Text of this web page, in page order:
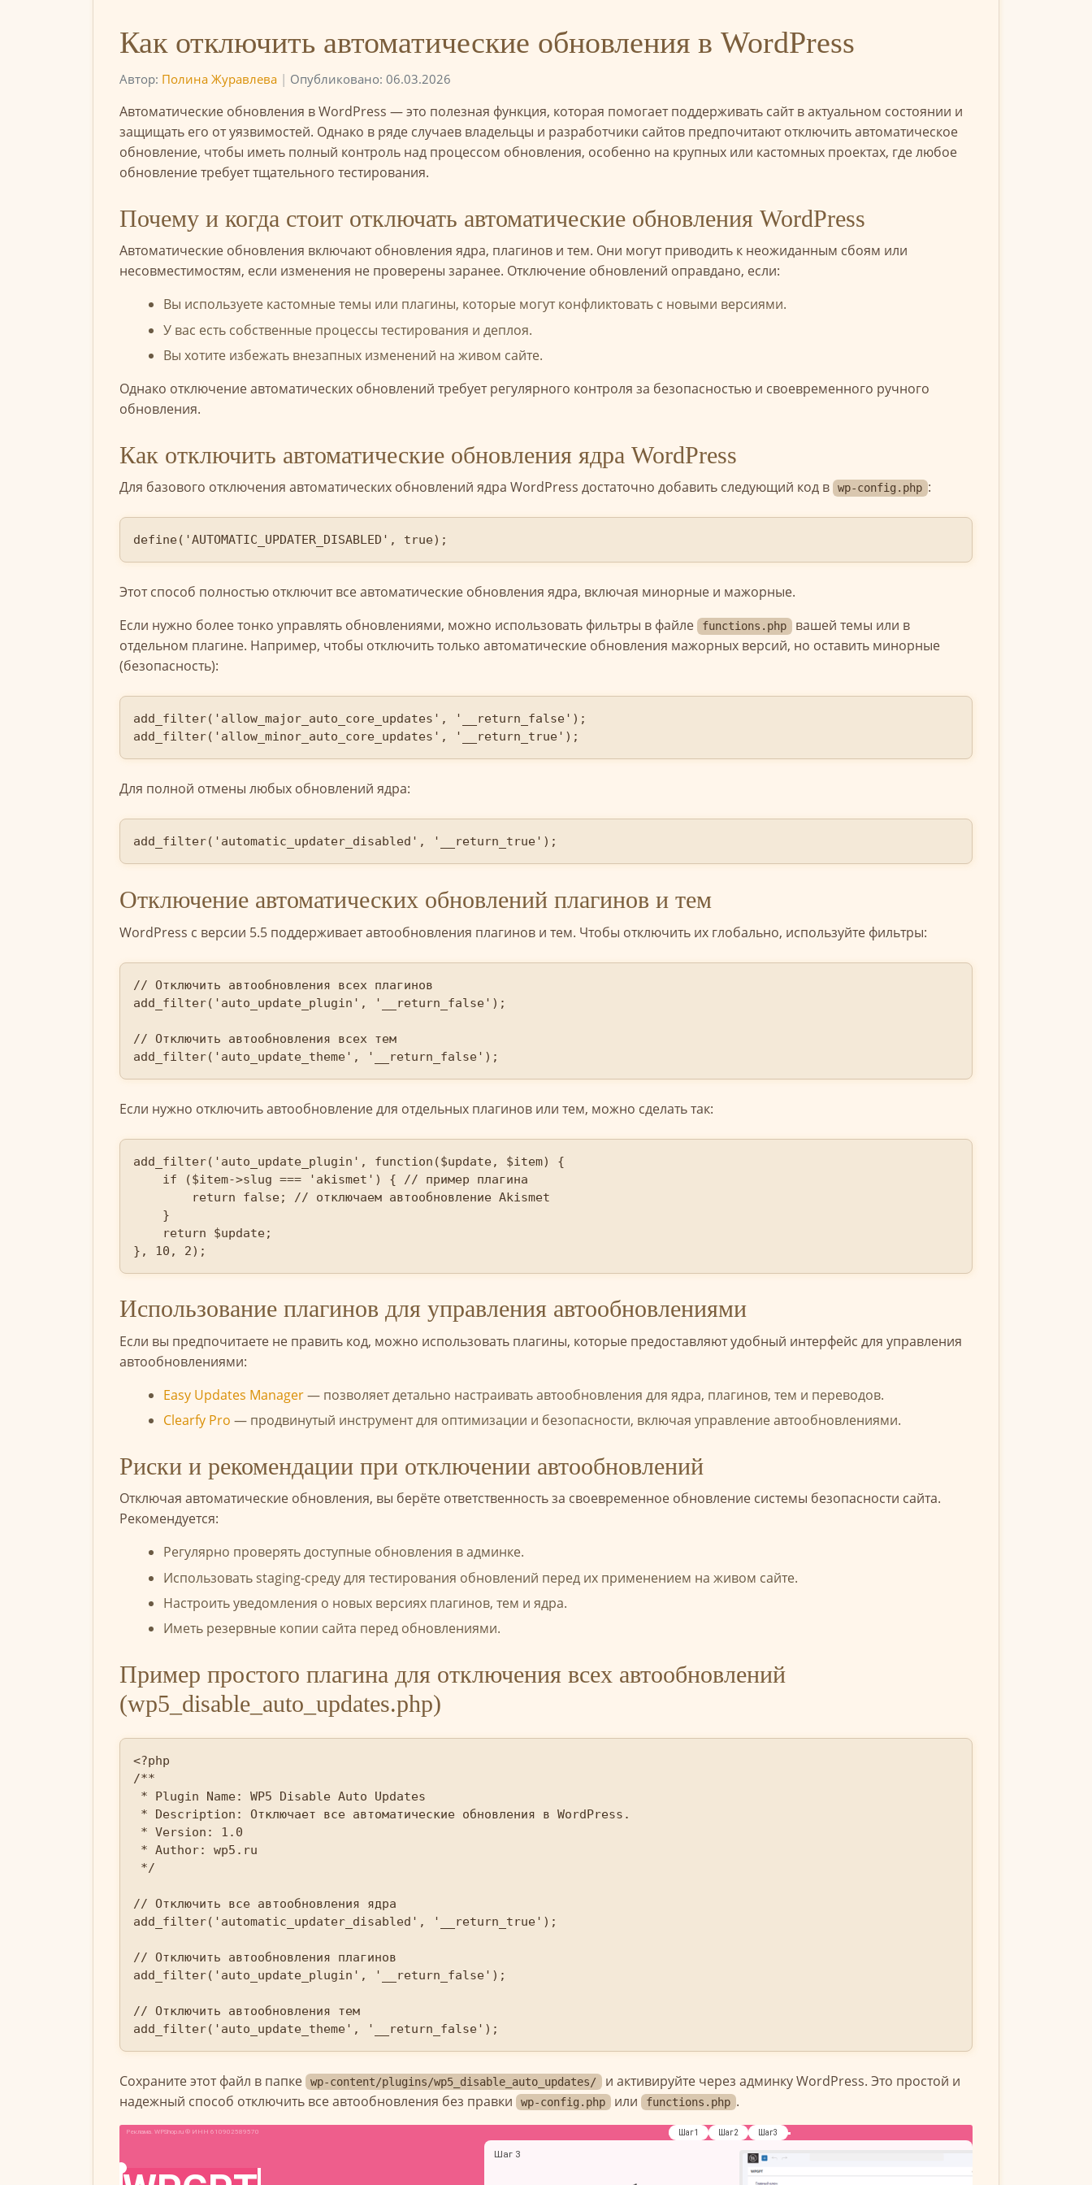
Как отключить автоматические обновления в WordPress
Автор: Полина Журавлева | Опубликовано: 06.03.2026
Автоматические обновления в WordPress — это полезная функция, которая помогает поддерживать сайт в актуальном состоянии и
защищать его от уязвимостей. Однако в ряде случаев владельцы и разработчики сайтов предпочитают отключить автоматическое
обновление, чтобы иметь полный контроль над процессом обновления, особенно на крупных или кастомных проектах, где любое
обновление требует тщательного тестирования.
Почему и когда стоит отключать автоматические обновления WordPress
Автоматические обновления включают обновления ядра, плагинов и тем. Они могут приводить к неожиданным сбоям или
несовместимостям, если изменения не проверены заранее. Отключение обновлений оправдано, если:
Вы используете кастомные темы или плагины, которые могут конфликтовать с новыми версиями.
У вас есть собственные процессы тестирования и деплоя.
Вы хотите избежать внезапных изменений на живом сайте.
Однако отключение автоматических обновлений требует регулярного контроля за безопасностью и своевременного ручного
обновления.
Как отключить автоматические обновления ядра WordPress
Для базового отключения автоматических обновлений ядра WordPress достаточно добавить следующий код в wp-config.php :
define('AUTOMATIC_UPDATER_DISABLED', true);
Этот способ полностью отключит все автоматические обновления ядра, включая минорные и мажорные.
Если нужно более тонко управлять обновлениями, можно использовать фильтры в файле
functions.php вашей темы или в
отдельном плагине. Например, чтобы отключить только автоматические обновления мажорных версий, но оставить минорные
(безопасность):
add_filter('allow_major_auto_core_updates', '__return_false');
add_filter('allow_minor_auto_core_updates', '__return_true');
Для полной отмены любых обновлений ядра:
add_filter('automatic_updater_disabled', '__return_true');
Отключение автоматических обновлений плагинов и тем
WordPress с версии 5.5 поддерживает автообновления плагинов и тем. Чтобы отключить их глобально, используйте фильтры:
// Отключить автообновления всех плагинов
add_filter('auto_update_plugin', '__return_false');
// Отключить автообновления всех тем
add_filter('auto_update_theme', '__return_false');
Если нужно отключить автообновление для отдельных плагинов или тем, можно сделать так:
add_filter('auto_update_plugin', function($update, $item) {
    if ($item->slug === 'akismet') { // пример плагина
        return false; // отключаем автообновление Akismet
    }
    return $update;
}, 10, 2);
Использование плагинов для управления автообновлениями
Если вы предпочитаете не править код, можно использовать плагины, которые предоставляют удобный интерфейс для управления
автообновлениями:
Easy Updates Manager— позволяет детально настраивать автообновления для ядра, плагинов, тем и переводов.
Clearfy Pro — продвинутый инструмент для оптимизации и безопасности, включая управление автообновлениями.
Риски и рекомендации при отключении автообновлений
Отключая автоматические обновления, вы берёте ответственность за своевременное обновление системы безопасности сайта.
Рекомендуется:
Регулярно проверять доступные обновления в админке.
Использовать staging-среду для тестирования обновлений перед их применением на живом сайте.
Настроить уведомления о новых версиях плагинов, тем и ядра.
Иметь резервные копии сайта перед обновлениями.
Пример простого плагина для отключения всех автообновлений
(wp5_disable_auto_updates.php)
<?php
/**
* Plugin Name: WP5 Disable Auto Updates
* Description: Отключает все автоматические обновления в WordPress.
* Version: 1.0
* Author: wp5.ru
*/
// Отключить все автообновления ядра
add_filter('automatic_updater_disabled', '__return_true');
// Отключить автообновления плагинов
add_filter('auto_update_plugin', '__return_false');
// Отключить автообновления тем
Сохраните этот файл в папке wp-content/plugins/wp5_disable_auto_updates/ и активируйте через админку WordPress. Это простой и
надежный способ отключить все автообновления без правки
wp-config.php или functions.php .